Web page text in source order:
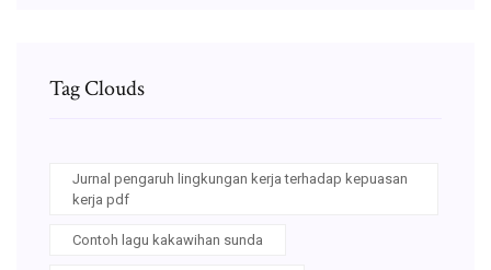
Tag Clouds
Jurnal pengaruh lingkungan kerja terhadap kepuasan
kerja pdf
Contoh lagu kakawihan sunda